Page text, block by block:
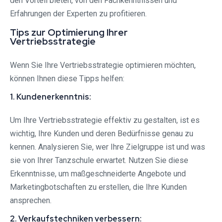
Erfahrungen der Experten zu profitieren.
Tips zur Optimierung Ihrer
Vertriebsstrategie
Wenn Sie Ihre Vertriebsstrategie optimieren möchten,
können Ihnen diese Tipps helfen:
1. Kundenerkenntnis:
Um Ihre Vertriebsstrategie effektiv zu gestalten, ist es
wichtig, Ihre Kunden und deren Bedürfnisse genau zu
kennen. Analysieren Sie, wer Ihre Zielgruppe ist und was
sie von Ihrer Tanzschule erwartet. Nutzen Sie diese
Erkenntnisse, um maßgeschneiderte Angebote und
Marketingbotschaften zu erstellen, die Ihre Kunden
ansprechen.
2. Verkaufstechniken verbessern: